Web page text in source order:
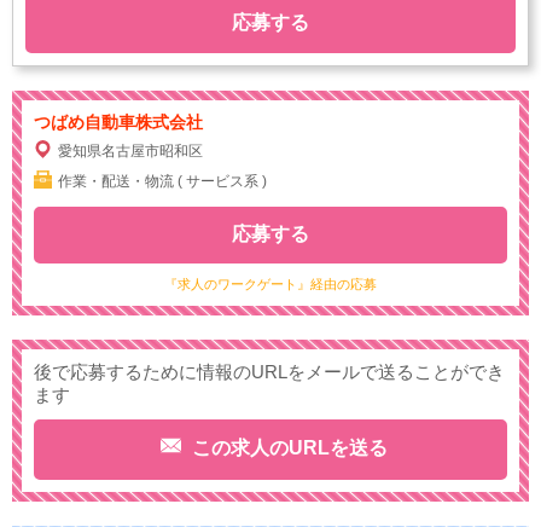
応募する
つばめ自動車株式会社
愛知県名古屋市昭和区
作業・配送・物流 ( サービス系 )
『求人のワークゲート』経由の応募
応募する
後で応募するために情報のURLをメールで送ることができ
ます
この求人のURLを送る